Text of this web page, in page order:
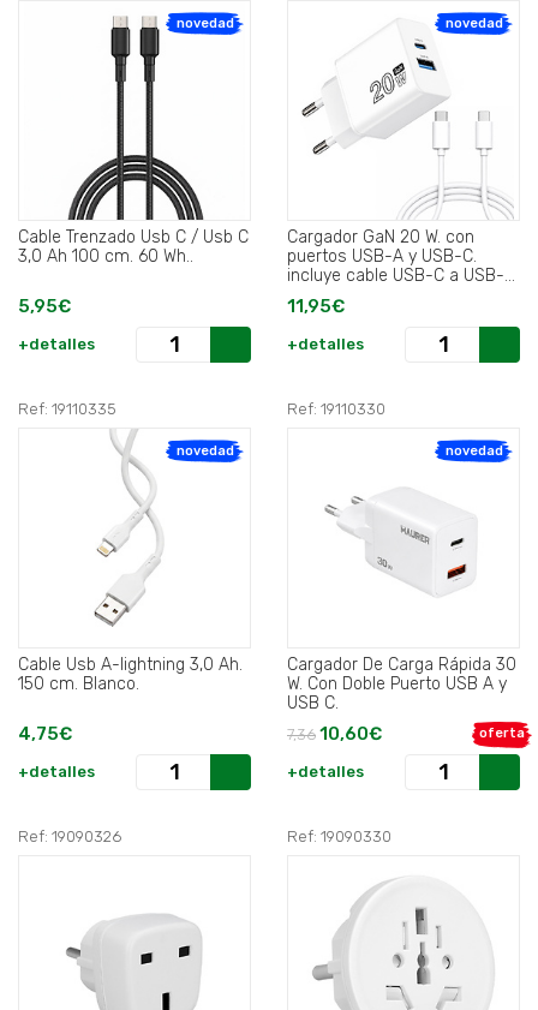
novedad
Cable Trenzado Usb C / Usb C
3,0 Ah 100 cm. 60 Wh..
5,95€
+detalles
novedad
Cargador GaN 20 W. con
puertos USB-A y USB-C.
incluye cable USB-C a USB-C
de 100 cm..
11,95€
+detalles
Ref: 19110335
novedad
Cable Usb A-lightning 3,0 Ah.
150 cm. Blanco.
4,75€
+detalles
Ref: 19110330
novedad
Cargador De Carga Rápida 30
W. Con Doble Puerto USB A y
USB C.
oferta
7,36 10,60€
+detalles
Ref: 19090326 Ref: 19090330